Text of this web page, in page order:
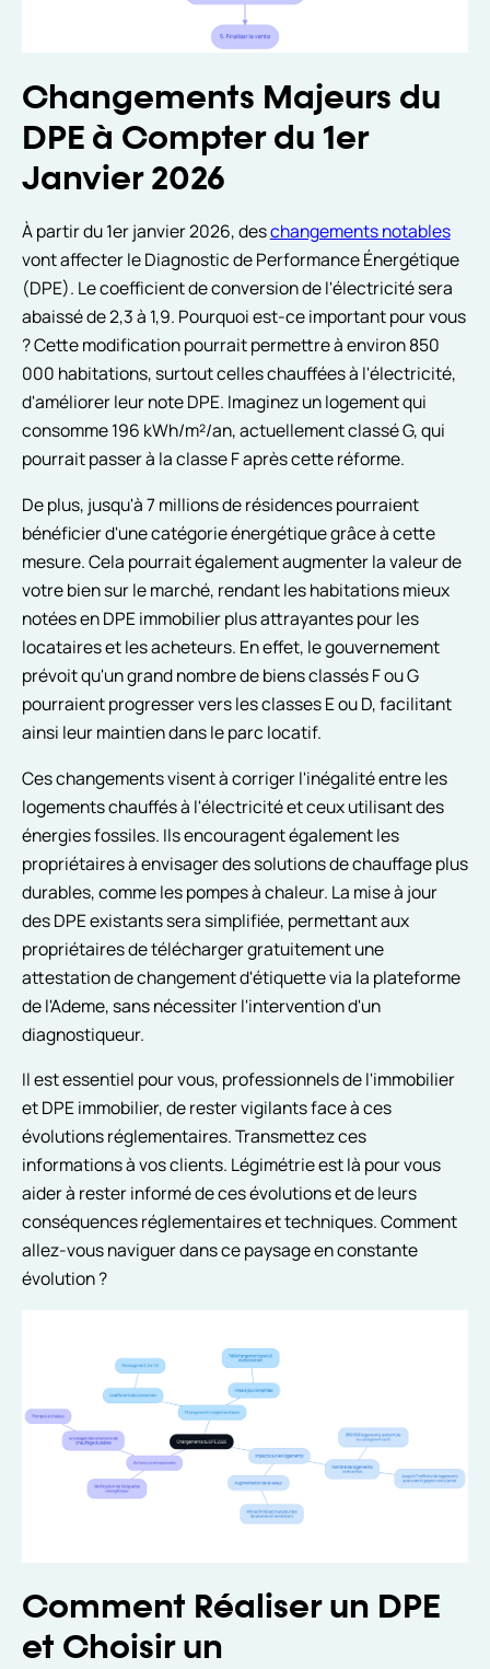
Changements Majeurs du
DPE à Compter du 1er
Janvier 2026
À partir du 1er janvier 2026, deschangements notables
vont affecter le Diagnostic de Performance Énergétique
(DPE). Le coefficient de conversion de l'électricité sera
abaissé de 2,3 à 1,9. Pourquoi est-ce important pour vous
? Cette modification pourrait permettre à environ 850
000 habitations, surtout celles chauffées à l'électricité,
d'améliorer leur note DPE. Imaginez un logement qui
consomme 196 kWh/m²/an, actuellement classé G, qui
pourrait passer à la classe F après cette réforme.
De plus, jusqu'à 7 millions de résidences pourraient
bénéficier d'une catégorie énergétique grâce à cette
mesure. Cela pourrait également augmenter la valeur de
votre bien sur le marché, rendant les habitations mieux
notées en DPE immobilier plus attrayantes pour les
locataires et les acheteurs. En effet, le gouvernement
prévoit qu'un grand nombre de biens classés F ou G
pourraient progresser vers les classes E ou D, facilitant
ainsi leur maintien dans le parc locatif.
Ces changements visent à corriger l'inégalité entre les
logements chauffés à l'électricité et ceux utilisant des
énergies fossiles. Ils encouragent également les
propriétaires à envisager des solutions de chauffage plus
durables, comme les pompes à chaleur. La mise à jour
des DPE existants sera simplifiée, permettant aux
propriétaires de télécharger gratuitement une
attestation de changement d'étiquette via la plateforme
de l'Ademe, sans nécessiter l'intervention d'un
diagnostiqueur.
Il est essentiel pour vous, professionnels de l'immobilier
et DPE immobilier, de rester vigilants face à ces
évolutions réglementaires. Transmettez ces
informations à vos clients. Légimétrie est là pour vous
aider à rester informé de ces évolutions et de leurs
conséquences réglementaires et techniques. Comment
allez-vous naviguer dans ce paysage en constante
évolution ?
Comment Réaliser un DPE
et Choisir un